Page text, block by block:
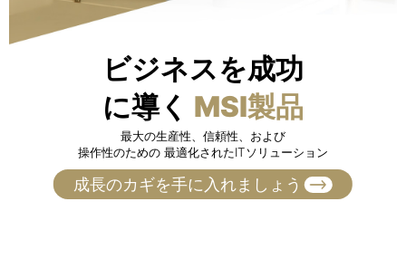
ビジネスを成功
に導く MSI製品
最大の生産性、信頼性、および
操作性のための 最適化されたITソリューション
成長のカギを手に入れましょう